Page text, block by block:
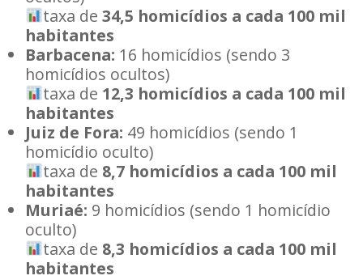
taxa de34,5 homicídios a cada 100 mil
habitantes
Barbacena: 16 homicídios (sendo 3
homicídios ocultos)
taxa de 12,3 homicídios a cada 100 mil
habitantes
Juiz de Fora: ️49 homicídios (sendo 1
homicídio oculto)
taxa de 8,7 homicídios a cada 100 mil
habitantes
Muriaé: 9 homicídios (sendo 1 homicídio
oculto)
taxa de 8,3 homicídios a cada 100 mil
habitantes